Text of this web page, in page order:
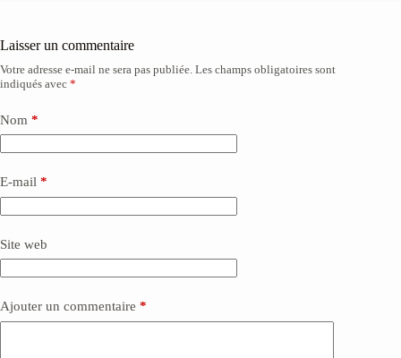
Laisser un commentaire
Votre adresse e-mail ne sera pas publiée. Les champs obligatoires sont
indiqués avec *
Nom *
E-mail *
Site web
Ajouter un commentaire *
A
l
e
r
n
t
i
v
: